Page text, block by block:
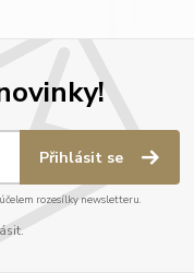
Přihlásit se
rozesílky newsletteru.